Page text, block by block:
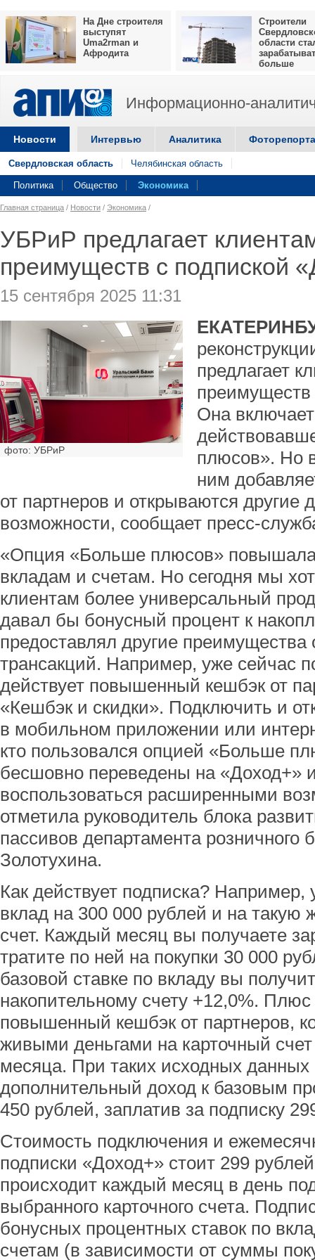
На Дне строителя
выступят
Uma2rman и
Афродита
Строители
области
больше
Информационно-
Новости Интервью Аналитика
Свердловская область Челябинская область
Политика Общество Экономика
Главная страница / Новости / Экономика /
УБРиР предлагает
преимуществ с подпиской
15 сентября 2025 11:31
фото: УБРиР
предлагает
преимуществ
Она
плюсов». Но
ним
от партнеров и открываются другие
возможности, сообщает пресс-
«Опция «Больше плюсов» повышала
вкладам и счетам. Но сегодня мы
клиентам более универсальный
давал бы бонусный процент к
предоставлял другие преимущества
трансакций. Например, уже сейчас
действует повышенный кешбэк от
«Кешбэк и скидки». Подключить и
в мобильном приложении или
кто пользовался опцией «Больше
бесшовно переведены на «Доход+»
воспользоваться расширенными
отметила руководитель блока
пассивов департамента розничного
Золотухина.
Как действует подписка?
вклад на 300 000 рублей и на такую
счет. Каждый месяц вы получаете
тратите по ней на покупки 30 000
базовой ставке по вкладу вы
накопительному счету +12,0%.
повышенный кешбэк от партнеров,
живыми деньгами на карточный
месяца. При таких исходных
дополнительный доход к базовым
450 рублей, заплатив за подписку
Стоимость подключения и
подписки «Доход+» стоит 299
происходит каждый месяц в день
выбранного карточного счета.
бонусных процентных ставок по
счетам (в зависимости от суммы